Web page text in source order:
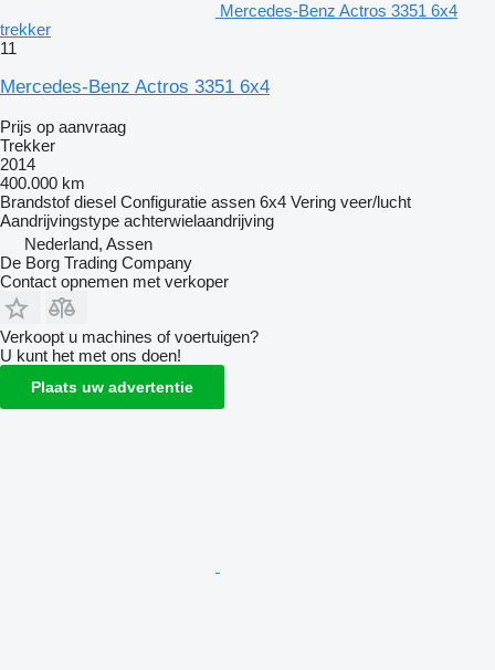
Mercedes-Benz Actros 3351 6x4
trekker
11
Mercedes-Benz Actros 3351 6x4
Prijs op aanvraag
Trekker
2014
400.000 km
Brandstof diesel Configuratie assen 6x4 Vering veer/lucht
Aandrijvingstype achterwielaandrijving
Nederland, Assen
De Borg Trading Company
Contact opnemen met verkoper
Verkoopt u machines of voertuigen?
U kunt het met ons doen!
Plaats uw advertentie